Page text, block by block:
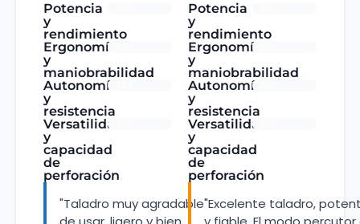
Potencia
y
rendimiento
Ergonomía
y
maniobrabilidad
Autonomía
y
resistencia
Versatilidad
y
capacidad
de
perforación
"Taladro muy agradable
Potencia
y
rendimiento
Ergonomía
y
maniobrabilidad
Autonomía
y
resistencia
Versatilidad
y
capacidad
de
perforación
"Excelente taladro,